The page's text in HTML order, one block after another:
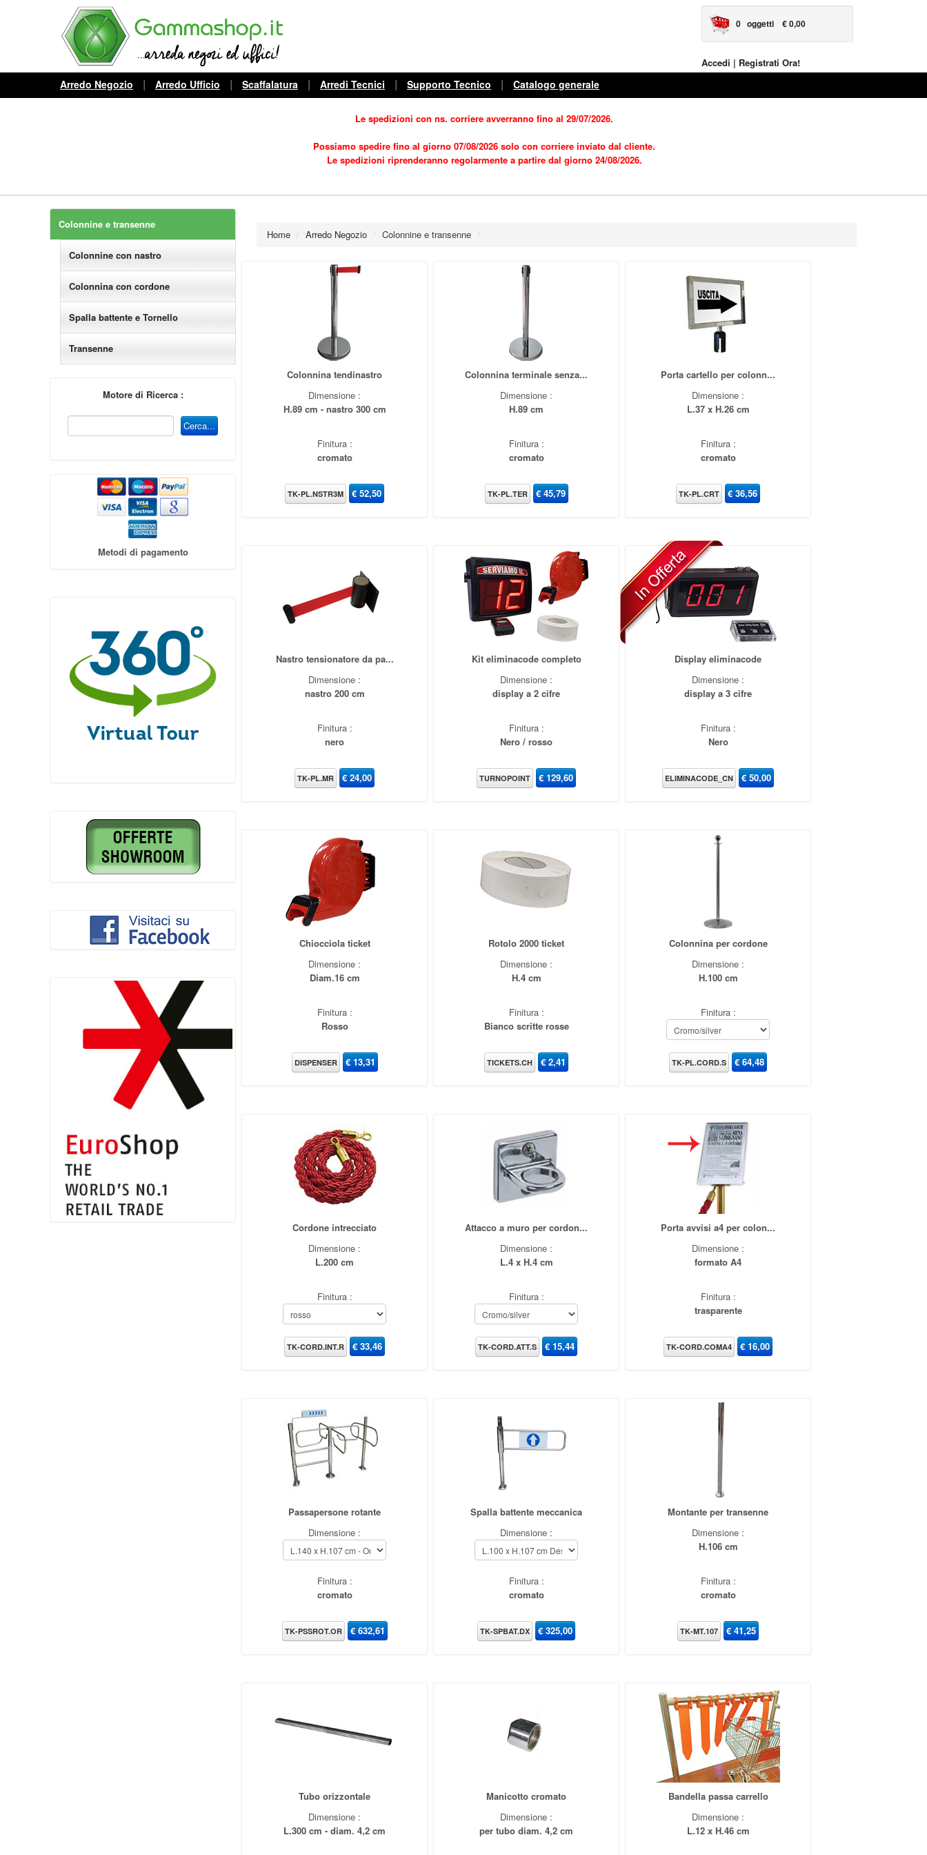
0 oggetti € 0,00
Accedi | Registrati Ora!
Arredo Negozio | Arredo Ufficio | Scaffalatura | Arredi Tecnici | Supporto Tecnico | Catalogo generale
Le spedizioni con ns. corriere avverranno fino al 29/07/2026.
Possiamo spedire fino al giorno 07/08/2026 solo con corriere inviato dal cliente.
Le spedizioni riprenderanno regolarmente a partire dal giorno 24/08/2026.
Colonnine e transenne
Colonnine con nastro
Colonnina con cordone
Spalla battente e Tornello
Transenne
Motore di Ricerca :
Metodi di pagamento
Home / Arredo Negozio / Colonnine e transenne /
Colonnina tendinastro
Dimensione :
H.89 cm - nastro 300 cm
Finitura :
cromato
TK-PL.NSTR3M €52,50
Colonnina terminale senza...
Dimensione :
H.89 cm
Finitura :
cromato
TK-PL.TER €45,79
Porta cartello per colonn...
Dimensione :
L.37 x H.26 cm
Finitura :
cromato
TK-PL.CRT €36,56
Nastro tensionatore da pa...
Dimensione :
nastro 200 cm
Finitura :
nero
TK-PL.MR €24,00
Kit eliminacode completo
Dimensione :
display a 2 cifre
Finitura :
Nero / rosso
TURNOPOINT €129,60
Display eliminacode
Dimensione :
display a 3 cifre
Finitura :
Nero
ELIMINACODE_CN €50,00
Chiocciola ticket
Dimensione :
Diam.16 cm
Finitura :
Rosso
DISPENSER €13,31
Rotolo 2000 ticket
Dimensione :
H.4 cm
Finitura :
Bianco scritte rosse
TICKETS.CH €2,41
Colonnina per cordone
Dimensione :
H.100 cm
Finitura :
TK-PL.CORD.S €64,48
Cordone intrecciato
Dimensione :
L.200 cm
Finitura :
TK-CORD.INT.R €33,46
Attacco a muro per cordon...
Dimensione :
L.4 x H.4 cm
Finitura :
TK-CORD.ATT.S €15,44
Porta avvisi a4 per colon...
Dimensione :
formato A4
Finitura :
trasparente
TK-CORD.COMA4 €16,00
Passapersone rotante
Dimensione :
Finitura :
cromato
TK-PSSROT.OR €632,61
Spalla battente meccanica
Dimensione :
Finitura :
cromato
TK-SPBAT.DX €325,00
Montante per transenne
Dimensione :
H.106 cm
Finitura :
cromato
TK-MT.107 €41,25
Tubo orizzontale
Dimensione :
L.300 cm - diam. 4,2 cm
Manicotto cromato
Dimensione :
per tubo diam. 4,2 cm
Bandella passa carrello
Dimensione :
L.12 x H.46 cm